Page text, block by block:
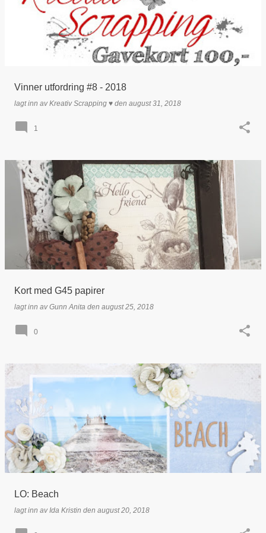
Vinner utfordring #8 - 2018
lagt inn avKreativ Scrapping ♥ den august 31, 2018
1
Kort med G45 papirer
lagt inn avGunn Anita den august 25, 2018
0
LO: Beach
lagt inn avIda Kristin den august 20, 2018